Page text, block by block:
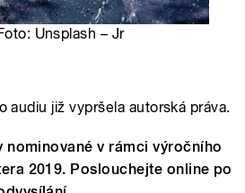
Unsplash – Jr
audiu již vypršela autorská práva.
v rámci výročního
2019. Poslouchejte online po